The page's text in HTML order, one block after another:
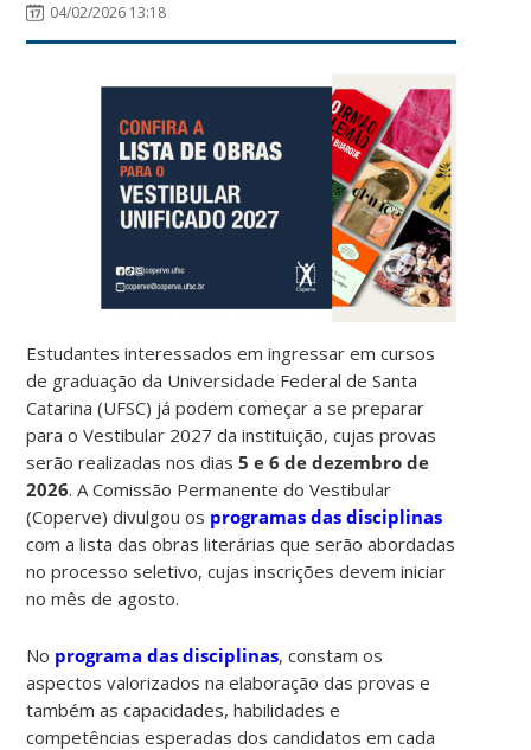
04/02/2026 13:18
Estudantes interessados em ingressar em cursos
de graduação da Universidade Federal de Santa
Catarina (UFSC) já podem começar a se preparar
para o Vestibular 2027 da instituição, cujas provas
serão realizadas nos dias5 e 6 de dezembro de
2026. A Comissão Permanente do Vestibular
(Coperve) divulgou os programas das disciplinas
com a lista das obras literárias que serão abordadas
no processo seletivo, cujas inscrições devem iniciar
no mês de agosto.
No programa das disciplinas, constam os
aspectos valorizados na elaboração das provas e
também as capacidades, habilidades e
competências esperadas dos candidatos em cada